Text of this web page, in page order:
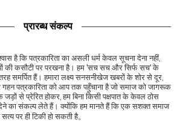
प्रारब्ध संकल्प
है कि पत्रकारिता का असली धर्म केवल सूचना देना नहीं,
की कसौटी पर परखना है। हम 'सच सच और सिर्फ सच' के
समर्पित हैं। हमारा लक्ष्य सनसनीखेज खबरों के शोर से दूर,
गहन पत्रकारिता को आप तक पहुँचाना है जो समाज को जागरूक
से प्रेरित होकर, हम बिना किसी पक्षपात के केवल ठोस
देने का संकल्प लेते हैं। क्योंकि हम मानते हैं कि एक सशक्त समाज
पर ही टिकी हो सकती है。